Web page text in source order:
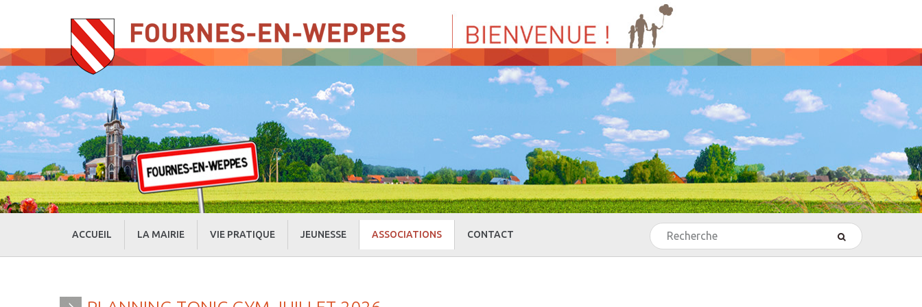
ACCUEIL LA MAIRIE VIE PRATIQUE JEUNESSE ASSOCIATIONS CONTACT Rechercher